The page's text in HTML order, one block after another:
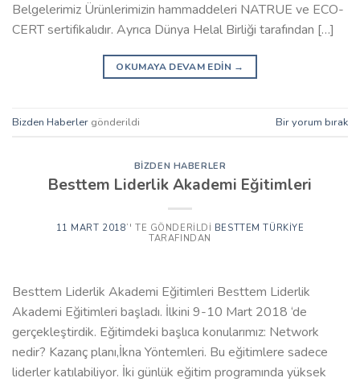
Belgelerimiz Ürünlerimizin hammaddeleri NATRUE ve ECO-
CERT sertifikalıdır. Ayrıca Dünya Helal Birliği tarafından […]
OKUMAYA DEVAM EDIN →
Bizden Haberler gönderildi Bir yorum bırak
BIZDEN HABERLER
Besttem Liderlik Akademi Eğitimleri
11 MART 2018’' TE GÖNDERILDI BESTTEM TÜRKIYE
TARAFINDAN
Besttem Liderlik Akademi Eğitimleri Besttem Liderlik
Akademi Eğitimleri başladı. İlkini 9-10 Mart 2018 ‘de
gerçekleştirdik. Eğitimdeki başlıca konularımız: Network
nedir? Kazanç planı,İkna Yöntemleri. Bu eğitimlere sadece
liderler katılabiliyor. İki günlük eğitim programında yüksek